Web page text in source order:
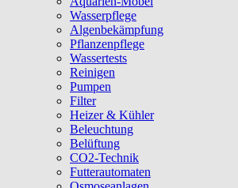
Wasserpflege
Algenbekämpfung
Pflanzenpflege
Wassertests
Reinigen
Pumpen
Filter
Heizer & Kühler
Beleuchtung
Belüftung
CO2-Technik
Futterautomaten